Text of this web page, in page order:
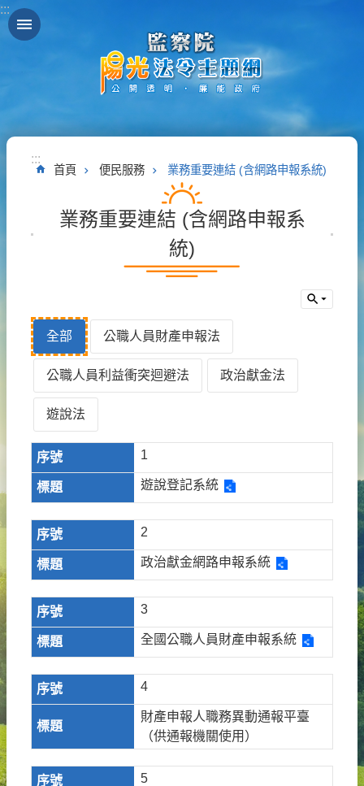
跳到主要內容區塊
:::
:::
首頁 便民服務 業務重要連結 (含網路申報系統)
業務重要連結 (含網路申報系
統)
全部 公職人員財產申報法
公職人員利益衝突迴避法 政治獻金法
遊說法
1
遊說登記系統
2
政治獻金網路申報系統
3
全國公職人員財產申報系統
4
財產申報人職務異動通報平臺
（供通報機關使用）
5